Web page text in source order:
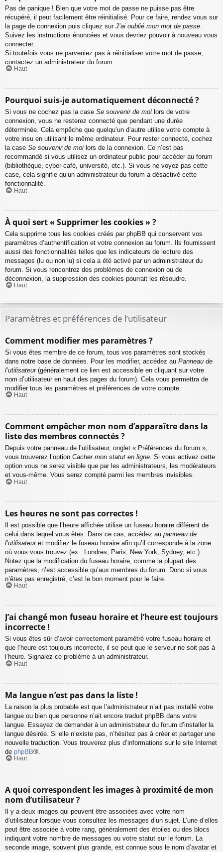
Pas de panique ! Bien que votre mot de passe ne puisse pas être
récupéré, il peut facilement être réinitialisé. Pour ce faire, rendez vous sur
la page de connexion puis cliquez sur J’ai oublié mon mot de passe
Suivez les instructions énoncées et vous devriez pouvoir à nouveau vous
connecter.
Si toutefois vous ne parveniez pas à réinitialiser votre mot de passe,
contactez un administrateur du forum.
Haut
Pourquoi suis-je automatiquement déconnecté ?
Si vous ne cochez pas la case Se souvenir de moi lors de votre
connexion, vous ne resterez connecté que pendant une durée
déterminée. Cela empêche que quelqu’un d’autre utilise votre compte à
votre insu en utilisant le même ordinateur. Pour rester connecté, cochez
la case Se souvenir de moi lors de la connexion. Ce n’est pas
recommandé si vous utilisez un ordinateur public pour accéder au forum
(bibliothèque, cyber-café, université, etc.). Si vous ne voyez pas cette
case, cela signifie qu’un administrateur du forum a désactivé cette
fonctionnalité.
Haut
À quoi sert « Supprimer les cookies » ?
Cela supprime tous les cookies créés par phpBB qui conservent vos
paramètres d’authentification et votre connexion au forum. Ils fournissent
aussi des fonctionnalités telles que les indicateurs de lecture des
messages (lu ou non lu) si cela a été activé par un administrateur du
forum. Si vous rencontrez des problèmes de connexion ou de
déconnexion, la suppression des cookies pourrait les résoudre.
Haut
Paramètres et préférences de l’utilisateur
Comment modifier mes paramètres ?
Si vous êtes membre de ce forum, tous vos paramètres sont stockés
dans notre base de données. Pour les modifier, accédez au Panneau de
l’utilisateur(généralement ce lien est accessible en cliquant sur votre
nom d’utilisateur en haut des pages du forum). Cela vous permettra de
modifier tous les paramètres et préférences de votre compte.
Haut
Comment empêcher mon nom d’apparaître dans la
liste des membres connectés ?
Depuis votre panneau de l’utilisateur, onglet « Préférences du forum »,
vous trouverez l’option Cacher mon statut en ligne. Si vous activez cette
option vous ne serez visible que par les administrateurs, les modérateurs
et vous-même. Vous serez compté parmi les membres invisibles.
Haut
Les heures ne sont pas correctes !
Il est possible que l’heure affichée utilise un fuseau horaire différent de
celui dans lequel vous êtes. Dans ce cas, accédez au panneau de
l’utilisateuret modifiez le fuseau horaire afin qu’il corresponde à la zone
où vous vous trouvez (ex : Londres, Paris, New York, Sydney, etc.).
Notez que la modification du fuseau horaire, comme la plupart des
paramètres, n’est accessible qu’aux membres du forum. Donc si vous
n’êtes pas enregistré, c’est le bon moment pour le faire.
Haut
J’ai changé mon fuseau horaire et l’heure est toujours
incorrecte !
Si vous êtes sûr d’avoir correctement paramétré votre fuseau horaire et
que l’heure est toujours incorrecte, il se peut que le serveur ne soit pas à
l’heure. Signalez ce problème à un administrateur.
Haut
Ma langue n’est pas dans la liste !
La raison la plus probable est que l’administrateur n’ait pas installé votre
langue ou bien que personne n’ait encore traduit phpBB dans votre
langue. Essayez de demander à un administrateur du forum d’installer la
langue désirée. Si elle n’existe pas, n’hésitez pas à créer et partager une
nouvelle traduction. Vous trouverez plus d’informations sur le site Internet
de phpBB®.
Haut
A quoi correspondent les images à proximité de mon
nom d’utilisateur ?
Il y a deux images qui peuvent être associées avec votre nom
d’utilisateur lorsque vous consultez les messages d’un sujet. L’une d’elles
peut être associée à votre rang, généralement des étoiles ou des blocs
indiquant votre nombre de messages ou votre statut sur le forum. La
seconde image, souvent plus grande, est connue sous le nom d’avatar et